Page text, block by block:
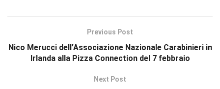
Previous Post
Nico Merucci dell’Associazione Nazionale Carabinieri in
Irlanda alla Pizza Connection del 7 febbraio
Next Post